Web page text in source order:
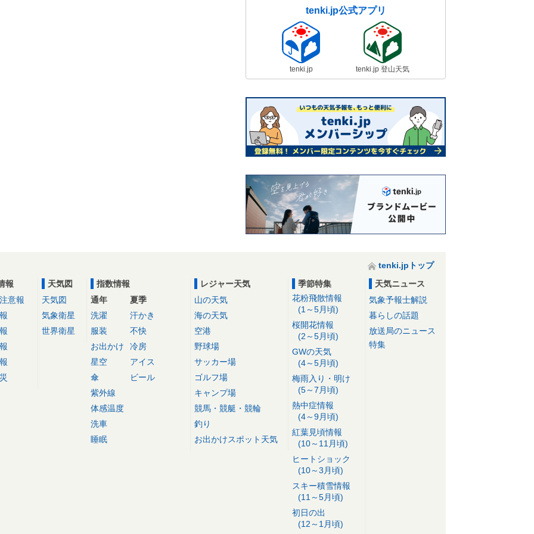
tenki.jp公式アプリ
tenki.jp tenki.jp 登山天気
tenki.jpトップ
報
意報
天気図
天気図
気象衛星
世界衛星
指数情報
通年
洗濯
服装
お出かけ
星空
傘
紫外線
体感温度
洗車
睡眠
夏季
汗かき
不快
冷房
アイス
ビール
レジャー天気
山の天気
海の天気
空港
野球場
サッカー場
ゴルフ場
キャンプ場
競馬・競艇・競輪
釣り
お出かけスポット天気
季節特集
花粉飛散情報
(1～5月頃)
桜開花情報
(2～5月頃)
GWの天気
(4～5月頃)
梅雨入り・明け
(5～7月頃)
熱中症情報
(4～9月頃)
紅葉見頃情報
(10～11月頃)
ヒートショック
(10～3月頃)
スキー積雪情報
(11～5月頃)
初日の出
(12～1月頃)
天気ニュース
気象予報士解説
暮らしの話題
放送局のニュース
特集